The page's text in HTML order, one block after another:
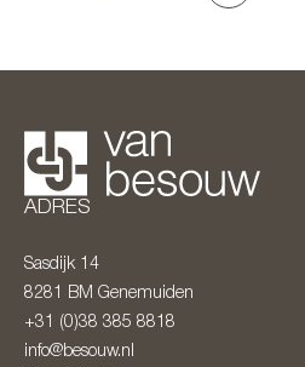
ADRES
Sasdijk 14
8281 BM Genemuiden
+31 (0)38 385 8818
info@besouw.nl